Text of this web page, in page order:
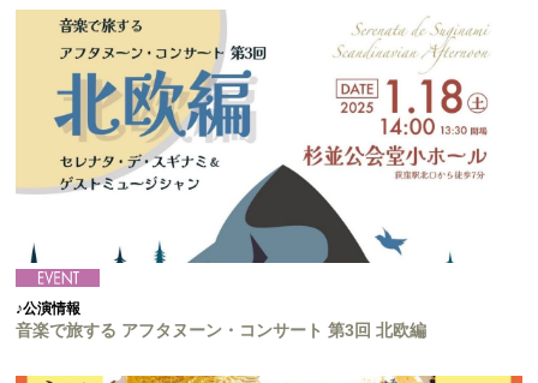
♪公演情報
音楽で旅する アフタヌーン・コンサート 第3回 北欧編